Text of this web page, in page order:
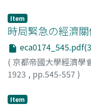
Item
時局緊急の經濟
( 京都帝國大學經濟學
1923 , pp.545-557 )
Item